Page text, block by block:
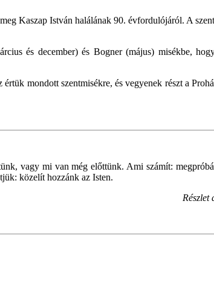
Kaszap István halálának 90. évfordulójáról. A
és december) és Bogner (május) misékbe,
mondott szentmisékre, és vegyenek részt a
vagy mi van még előttünk. Ami számít:
közelít hozzánk az Isten.
Részlet